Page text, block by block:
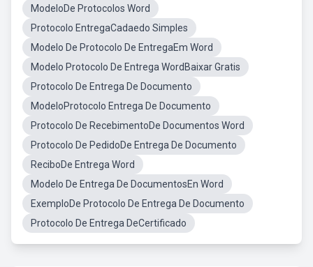
ModeloDe Protocolos Word
Protocolo EntregaCadaedo Simples
Modelo De Protocolo De EntregaEm Word
Modelo Protocolo De Entrega WordBaixar Gratis
Protocolo De Entrega De Documento
ModeloProtocolo Entrega De Documento
Protocolo De RecebimentoDe Documentos Word
Protocolo De PedidoDe Entrega De Documento
ReciboDe Entrega Word
Modelo De Entrega De DocumentosEn Word
ExemploDe Protocolo De Entrega De Documento
Protocolo De Entrega DeCertificado